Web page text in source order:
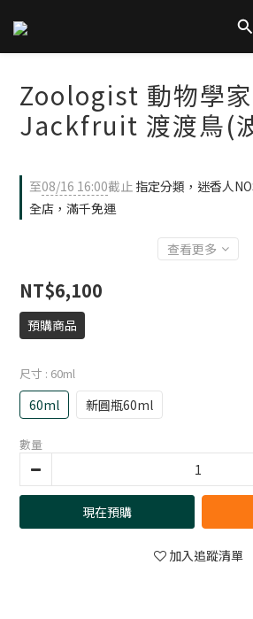
Zoologist 動物學
Jackfruit 渡渡鳥(
至08/16 16:00截止 指定分類，迷香人
全店，滿千免運
查看更多
NT$6,100
預購商品
尺寸 : 60ml
60ml 新圓瓶60ml
數量
現在預購
加入追蹤清單